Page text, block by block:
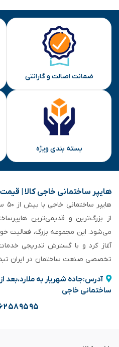
ضمانت اصالت و گارانتی
بسته بندی ویژه
هایپر ساختمانی خاجی‌ کالا |
از بزرگ‌ترین و قدیمی‌ترین
می‌شود. این مجموعه بزرگ، فعالیت
آغاز کرد و با گسترش تدریجی خدمات
تخصصی صنعت ساختمان در ایران
آدرس:جاده شهریار به ملارد،بعد
ساختمانی خاجی